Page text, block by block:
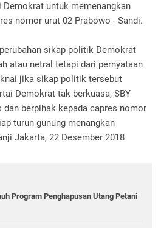
Demokrat untuk memenangkan
nomor urut 02 Prabowo - Sandi.
sikap politik Demokrat
atau netral tetapi dari pernyataan
jika sikap politik tersebut
Demokrat tak berkuasa, SBY
berpihak kepada capres nomor
turun gunung menangkan
Jakarta, 22 Desember 2018
Program Penghapusan Utang Petani